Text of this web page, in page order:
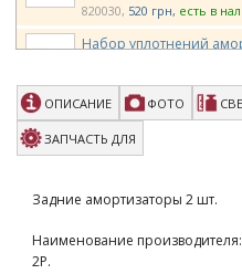
820030 520 грн есть в
Набор уплотнений
820032 170 грн есть в
Team Magic E4J Shock
TM503250
TM505110 1450 грн есть
Team Magic E5 Shock
ОПИСАНИЕ ФОТО
ЗАПЧАСТЬ ДЛЯ
Задние амортизаторы 2 шт.
Наименование
2P.